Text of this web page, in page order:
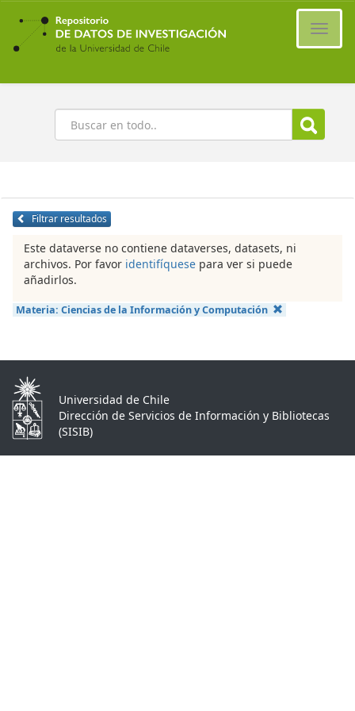
Ir
contenido
principal
Buscar
Filtrar resultados
Este dataverse no contiene dataverses, datasets, ni
archivos. Por favor identifíquese para ver si puede
añadirlos.
Materia: Ciencias de la Información y Computación
Universidad de Chile
Dirección de Servicios de Información y Bibliotecas
(SISIB)